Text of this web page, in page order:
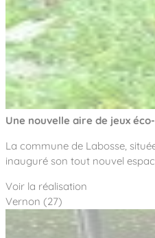
Une nouvelle aire de jeux
La commune de Labosse,
inauguré son tout nouvel
Voir la réalisation
Vernon (27)